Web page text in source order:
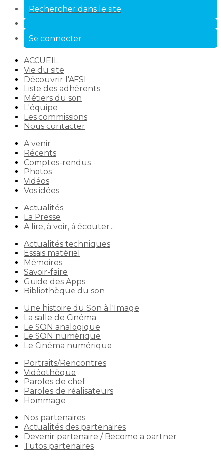
Rechercher dans le site
Se connecter
ACCUEIL
Vie du site
Découvrir l'AFSI
Liste des adhérents
Métiers du son
L'équipe
Les commissions
Nous contacter
A venir
Récents
Comptes-rendus
Photos
Vidéos
Vos idées
Actualités
La Presse
A lire, à voir, à écouter...
Actualités techniques
Essais matériel
Mémoires
Savoir-faire
Guide des Apps
Bibliothèque du son
Une histoire du Son à l'Image
La salle de Cinéma
Le SON analogique
Le SON numérique
Le Cinéma numérique
Portraits/Rencontres
Vidéothèque
Paroles de chef
Paroles de réalisateurs
Hommage
Nos partenaires
Actualités des partenaires
Devenir partenaire / Become a partner
Tutos partenaires